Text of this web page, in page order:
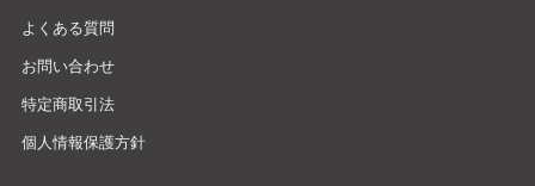
よくある質問
お問い合わせ
特定商取引法
個人情報保護方針